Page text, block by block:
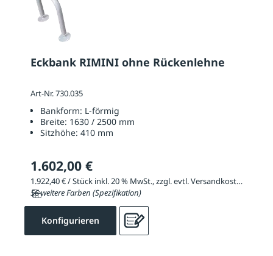
Eckbank RIMINI ohne Rückenlehne
Art-Nr. 730.035
Bankform: L-förmig
Breite: 1630 / 2500 mm
Sitzhöhe: 410 mm
1.602,00 €
1.922,40 € / Stück inkl. 20 % MwSt., zzgl. evtl. Versandkosten
56 weitere Farben (Spezifikation)
Konfigurieren